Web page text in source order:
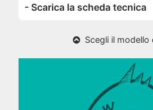
- Scarica la scheda tecnica
Scegli il modello